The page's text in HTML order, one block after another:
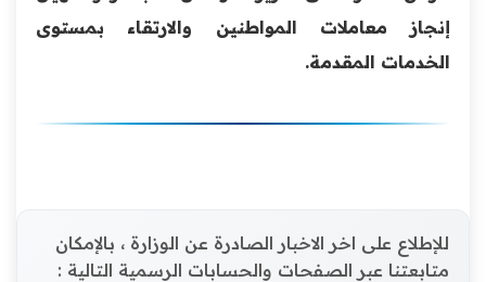
إنجاز معاملات المواطنين والارتقاء بمستوى
الخدمات المقدمة.
للإطلاع على اخر الاخبار الصادرة عن الوزارة ، بالإمكان
متابعتنا عبر الصفحات والحسابات الرسمية التالية :